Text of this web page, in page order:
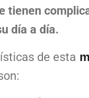
tienen
día a día.
de esta